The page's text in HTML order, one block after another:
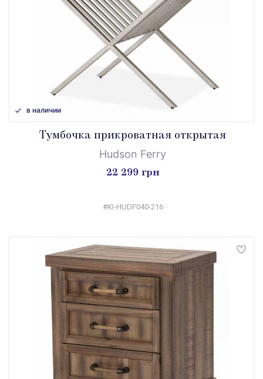
в наличии
Tумбочка прикроватная открытая
Hudson Ferry
22 299 грн
#KI-HUDF040-216